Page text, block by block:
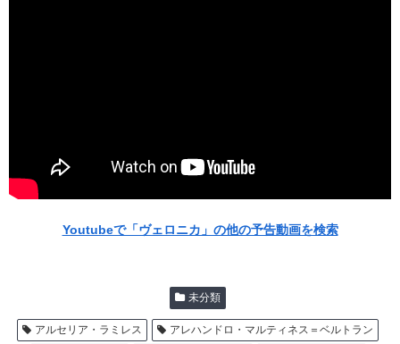
Youtubeで「ヴェロニカ」の他の予告動画を検索
未分類
アルセリア・ラミレス
アレハンドロ・マルティネス＝ベルトラン